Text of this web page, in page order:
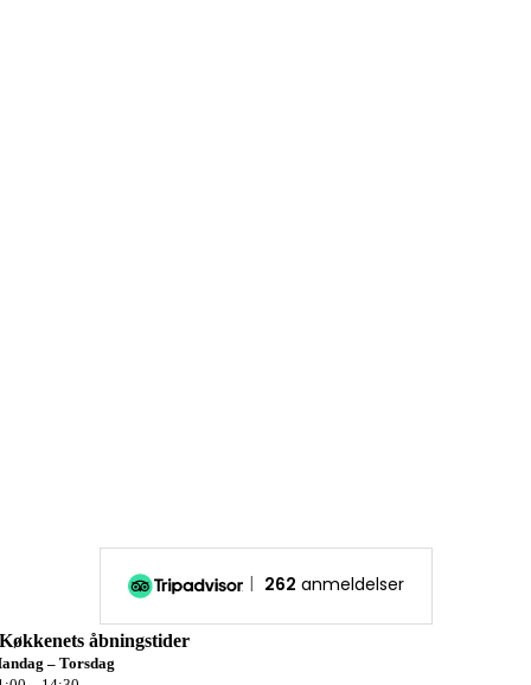
262 anmeldelser
Køkkenets åbningstider
– Torsdag